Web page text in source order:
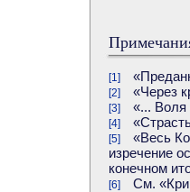
[1]
[2] «Через
[3] «... Воля
[4]
[5]
«Весь
изречение
конечном
[6] См.